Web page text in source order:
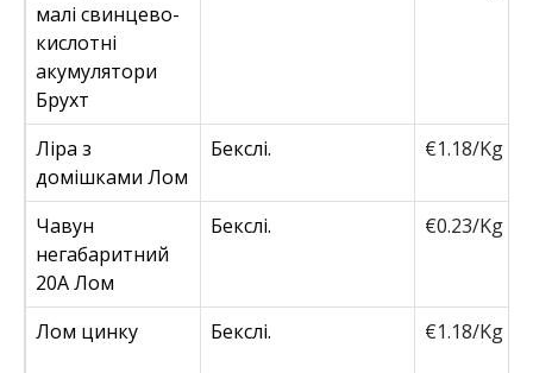
малі свинцево-
кислотні
акумулятори
Брухт
Ліра з
домішками Лом
Бекслі. €1.18/Kg
Чавун
негабаритний
20А Лом
Бекслі. €0.23/Kg
Лом цинку Бекслі. €1.18/Kg